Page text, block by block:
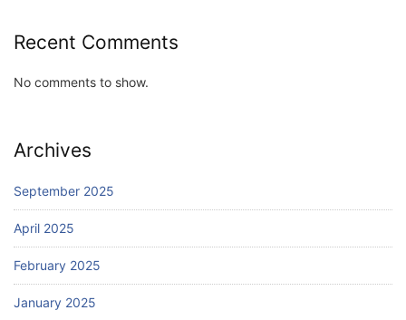
Recent Comments
No comments to show.
Archives
September 2025
April 2025
February 2025
January 2025